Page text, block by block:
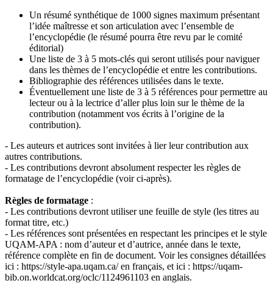
Un résumé synthétique de 1000 signes maximum présentant
l’idée maîtresse et son articulation avec l’ensemble de
l’encyclopédie (le résumé pourra être revu par le comité
éditorial)
Une liste de 3 à 5 mots-clés qui seront utilisés pour naviguer
dans les thèmes de l’encyclopédie et entre les contributions.
Bibliographie des références utilisées dans le texte.
Éventuellement une liste de 3 à 5 références pour permettre au
lecteur ou à la lectrice d’aller plus loin sur le thème de la
contribution (notamment vos écrits à l’origine de la
contribution).
- Les auteurs et autrices sont invitées à lier leur contribution aux
autres contributions.
- Les contributions devront absolument respecter les règles de
formatage de l’encyclopédie (voir ci-après).
Règles de formatage :
- Les contributions devront utiliser une feuille de style (les titres au
format titre, etc.)
- Les références sont présentées en respectant les principes et le style
UQAM-APA : nom d’auteur et d’autrice, année dans le texte,
référence complète en fin de document. Voir les consignes détaillées
ici : https://style-apa.uqam.ca/ en français, et ici : https://uqam-
bib.on.worldcat.org/oclc/1124961103 en anglais.